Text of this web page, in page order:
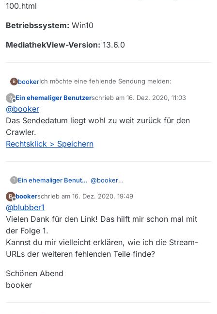
100.html
Betriebssystem: Win10
MediathekView-Version: 13.6.0
B bookerIch möchte eine fehlende Sendung melden:
Sender:ZDF
Sendung: DRINNEN - Im Internet sind alle gleich
eins-100.html
MediathekView-Version: 13.6.0
?
Offline
Ein ehemaliger Benutzerschrieb am 16. Dez. 2020, 11:03
zuletzt editiert von
@booker
Das Sendedatum liegt wohl zu weit zurück für den
Crawler.
Rechtsklick > Speichern
? Ein ehemaliger Benutzer @booker
zurück für den Crawler.
B
Offline
bookerschrieb am 16. Dez. 2020, 19:49
zuletzt editiert von
@blubber1
Vielen Dank für den Link! Das hilft mir schon mal mit
der Folge 1.
Kannst du mir vielleicht erklären, wie ich die Stream-
URLs der weiteren fehlenden Teile finde?
Schönen Abend
booker